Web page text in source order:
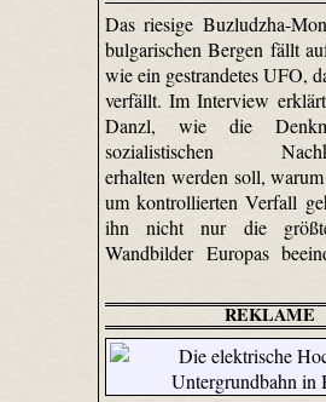
Das riesige Buzludzha-
bulgarischen Bergen fällt
wie ein gestrandetes UFO,
verfällt. Im Interview
Danzl, wie die
sozialistischen
erhalten werden soll,
um kontrollierten Verfall
ihn nicht nur die
Wandbilder Europas
REKLAME